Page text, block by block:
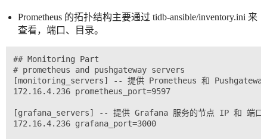
Prometheus 的拓扑结构主要通过 tidb-ansible/inventory.ini 来
查看，端口、目录。
## Monitoring Part
# prometheus and pushgateway servers
[monitoring_servers] -- 提供 Prometheus 和
172.16.4.236 prometheus_port=9597
[grafana_servers] -- 提供 Grafana 服务的节点 IP 和 端口
172.16.4.236 grafana_port=3000